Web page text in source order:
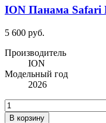
ION Панама Safari
5 600 руб.
Производитель
ION
Модельный год
2026
В корзину